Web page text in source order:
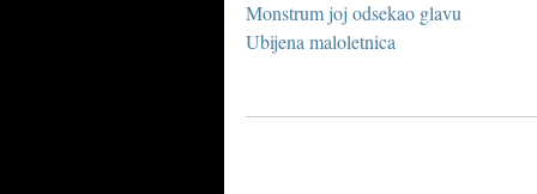
Monstrum joj odsekao glavu
Ubijena maloletnica